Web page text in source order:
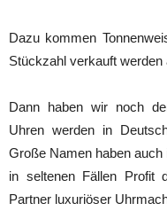
Dazu kommen
Stückzahl verkauft werden
Dann haben wir noch
Uhren werden in
Große Namen haben auch
in seltenen Fällen Profit
Partner luxuriöser